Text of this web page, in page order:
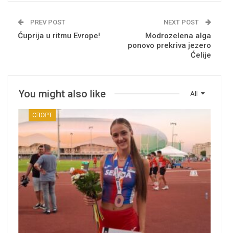
PREV POST
Ćuprija u ritmu Evrope!
NEXT POST
Modrozelena alga
ponovo prekriva jezero
Ćelije
All
You might also like
СПОРТ